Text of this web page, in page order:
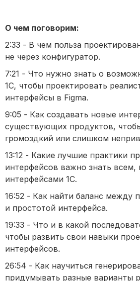
О чем поговорим:
2:33 - В чем польза
не через конфигуратор.
7:21 - Что нужно знать о
1С, чтобы проектировать
интерфейсы в Figma.
9:05 - Как создавать новые
существующих продуктов,
громоздкий или слишком
13:12 - Какие лучшие практики
интерфейсов важно знать всем,
интерфейсами 1С.
16:52 - Как найти баланс между
и простотой интерфейса.
19:33 - Что и в какой
чтобы развить свои навыки
интерфейсов.
26:54 - Как научиться
придумывать разные варианты